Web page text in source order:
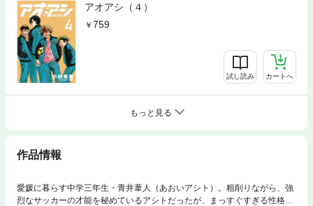
アオアシ（４）
759
試し読み カートへ
もっと見る
作品情報
愛媛に暮らす中学三年生・青井葦人（あおいアシト）。粗削りながら、強
烈なサッカーの才能を秘めているアシトだったが、まっすぐすぎる性格が